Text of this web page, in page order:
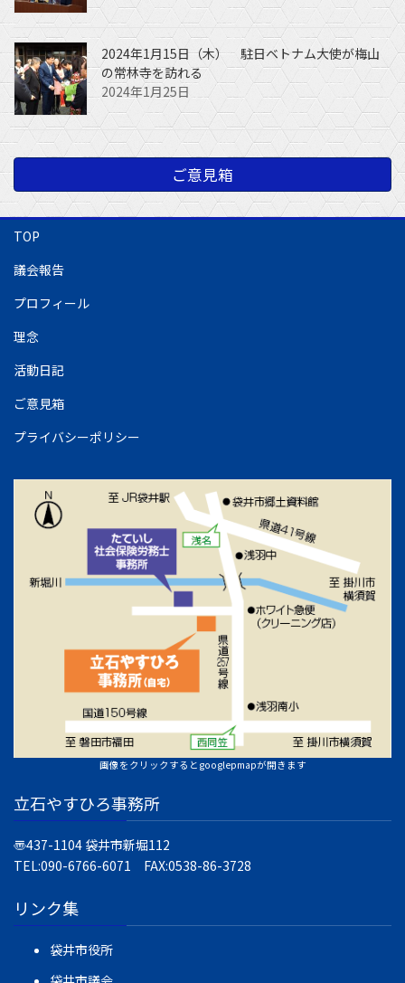
2024年1月15日（木） 駐日ベトナム大使が梅山
の常林寺を訪れる
2024年1月25日
ご意見箱
TOP
議会報告
プロフィール
理念
活動日記
ご意見箱
プライバシーポリシー
画像をクリックするとgooglepmapが開きます
立石やすひろ事務所
〠437-1104 袋井市新堀112
TEL:090-6766-6071 FAX:0538-86-3728
リンク集
袋井市役所